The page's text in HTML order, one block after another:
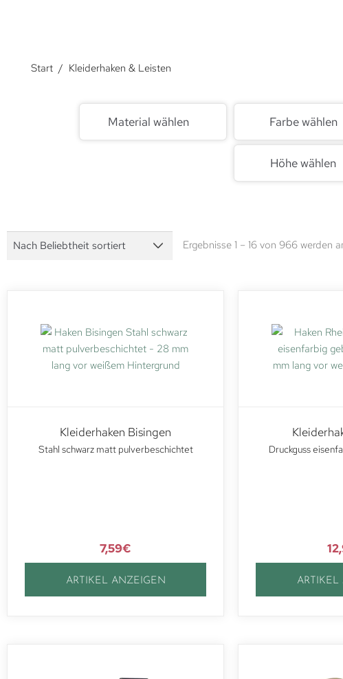
Start / Kleiderhaken & Leisten
Material wählen Farbe wählen
Höhe wählen
Ergebnisse 1 – 16 von 966 werden
Kleiderhaken Bisingen
Stahl schwarz matt pulverbeschichtet
7,59€
ARTIKEL ANZEIGEN
Druckguss
ARTIKEL